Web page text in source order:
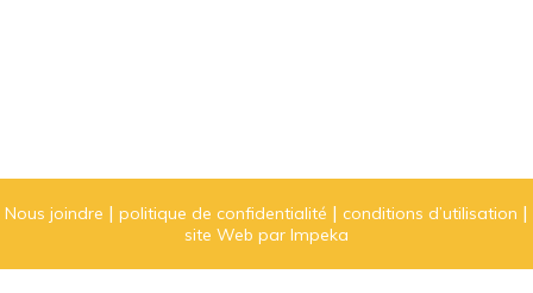
Nous joindre politique de confidentialité
conditions d’utilisation
site Web par Impeka